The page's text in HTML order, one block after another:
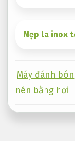
Nẹp la inox
Máy đánh
nén bằng hơi